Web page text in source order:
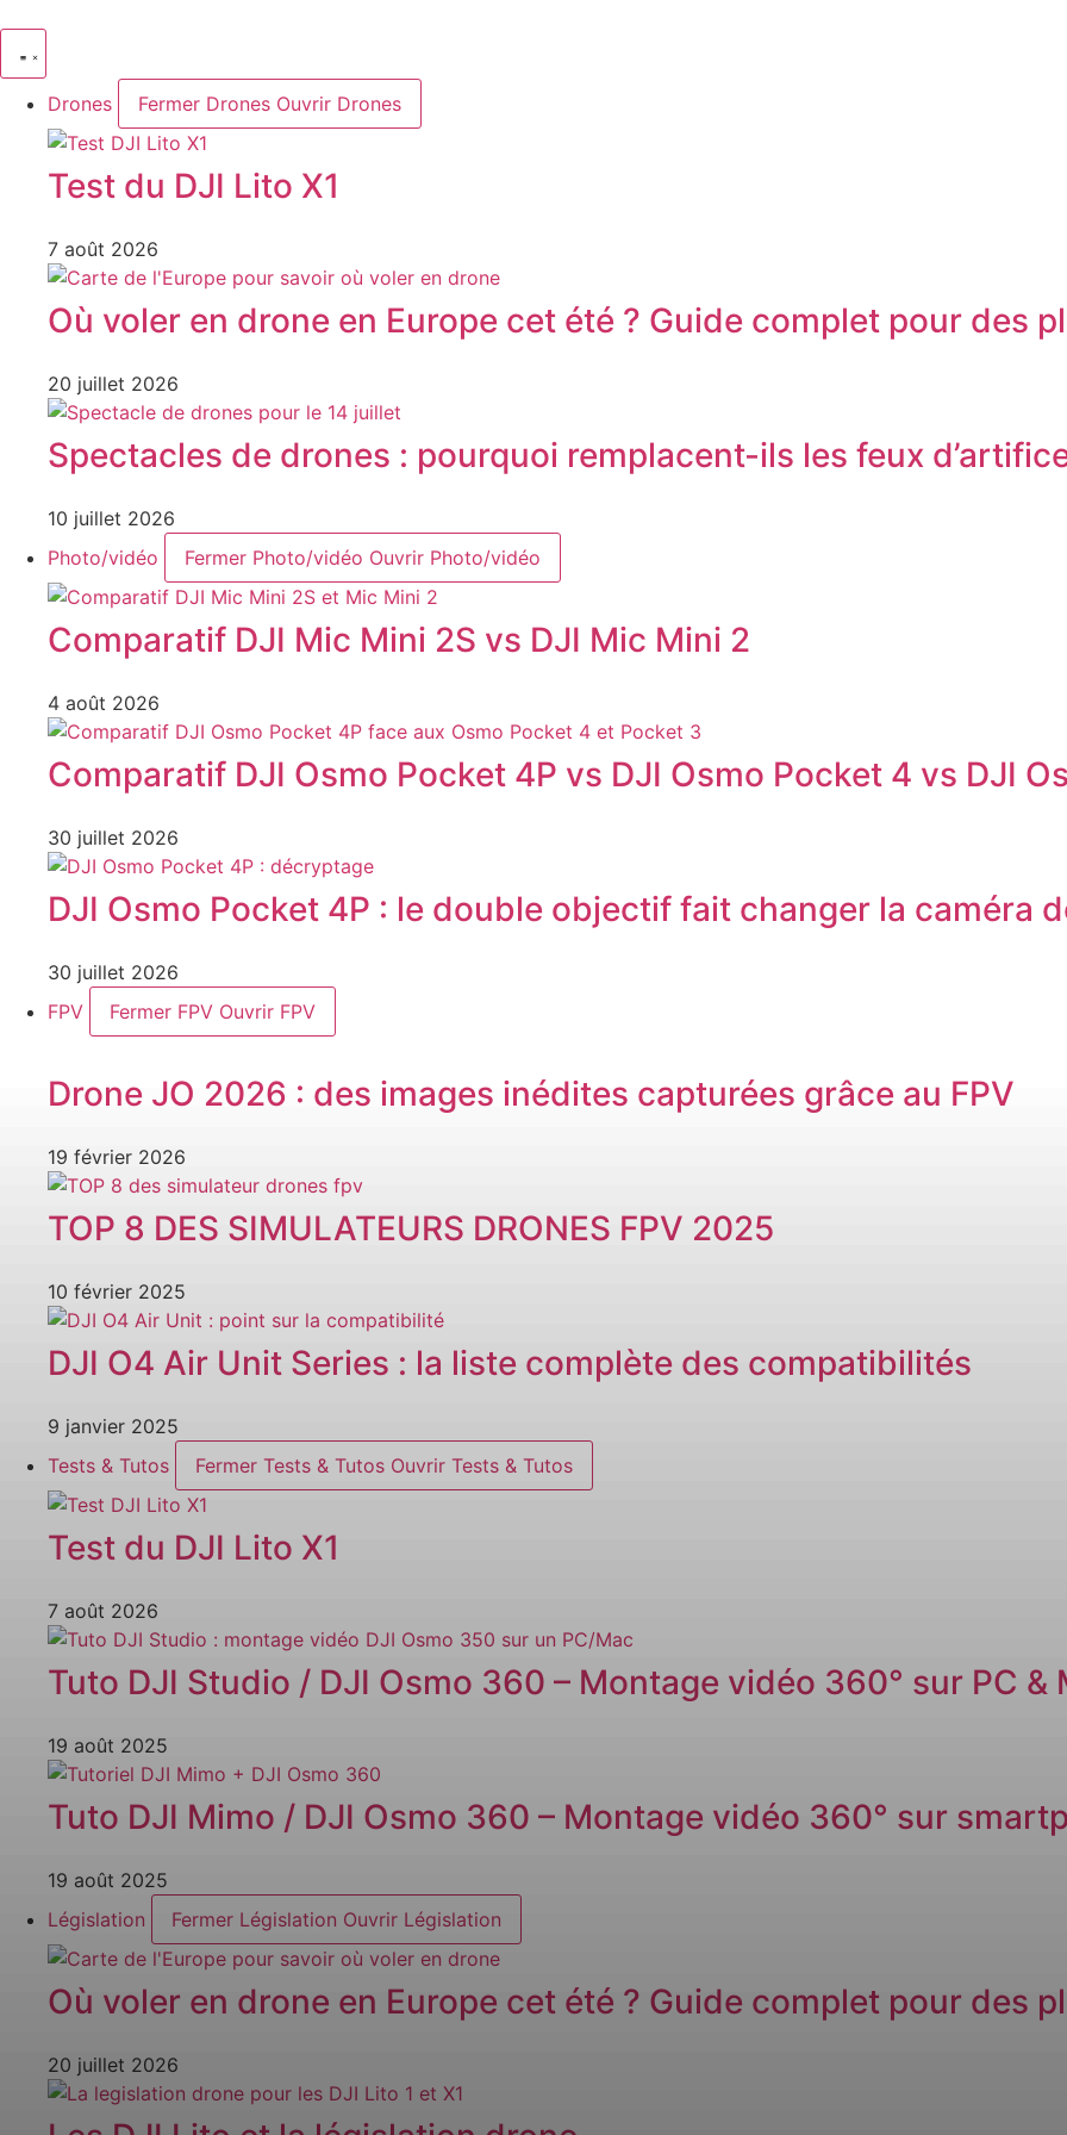
contenu
Drones
Fermer Drones Ouvrir Drones
Test du DJI Lito X1
7 août 2026
Où voler en drone en Europe cet été ? Guide complet pour des
20 juillet 2026
Spectacles de drones : pourquoi remplacent-ils les feux
10 juillet 2026
Photo/vidéo
Fermer Photo/vidéo Ouvrir Photo/vidéo
Comparatif DJI Mic Mini 2S vs DJI Mic Mini 2
4 août 2026
Comparatif DJI Osmo Pocket 4P vs DJI Osmo Pocket 4 vs DJI
30 juillet 2026
DJI Osmo Pocket 4P : le double objectif fait changer la caméra
30 juillet 2026
FPV
Fermer FPV Ouvrir FPV
Drone JO 2026 : des images inédites capturées grâce au FPV
19 février 2026
TOP 8 DES SIMULATEURS DRONES FPV 2025
10 février 2025
DJI O4 Air Unit Series : la liste complète des compatibilités
9 janvier 2025
Tests & Tutos
Fermer Tests & Tutos Ouvrir Tests & Tutos
Test du DJI Lito X1
7 août 2026
Tuto DJI Studio / DJI Osmo 360 – Montage vidéo 360° sur PC &
19 août 2025
Tuto DJI Mimo / DJI Osmo 360 – Montage vidéo 360° sur
19 août 2025
Législation
Fermer Législation Ouvrir Législation
Où voler en drone en Europe cet été ? Guide complet pour des
20 juillet 2026